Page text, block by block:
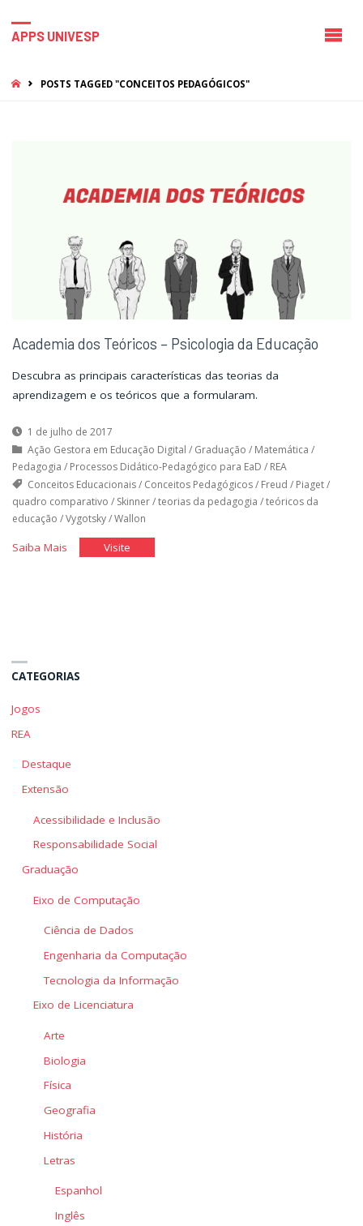
APPS UNIVESP
HOMEPOSTS TAGGED "CONCEITOS PEDAGÓGICOS"
Academia dos Teóricos – Psicologia da Educação
Descubra as principais características das teorias da
aprendizagem e os teóricos que a formularam.
1 de julho de 2017
Ação Gestora em Educação Digital / Graduação / Matemática /
Pedagogia / Processos Didático-Pedagógico para EaD / REA
Conceitos Educacionais/ Conceitos Pedagógicos/ Freud / Piaget/
quadro comparativo / Skinner/teorias da pedagogia /teóricos da
educação /Vygotsky/Wallon
Saiba Mais"Academia
Visite"Academia
CATEGORIAS
Jogos
REA
Destaque
Extensão
Acessibilidade e Inclusão
Responsabilidade Social
Graduação
Eixo de Computação
Ciência de Dados
Engenharia da Computação
Tecnologia da Informação
Eixo de Licenciatura
Arte
Biologia
Física
Geografia
História
Letras
Espanhol
Inglês